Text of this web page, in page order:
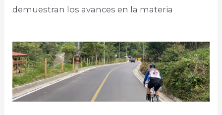
demuestran los avances en la materia​